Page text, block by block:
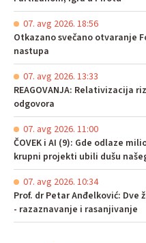
07. avg 2026. 18:56
Otkazano svečano otvaranje
nastupa
07. avg 2026. 13:33
REAGOVANJA: Relativizacija
odgovora
07. avg 2026. 11:00
ČOVEK i AI (9): Gde odlaze
krupni projekti ubili dušu
07. avg 2026. 10:34
Prof. dr Petar Anđelković: Dve
- razaznavanje i rasanjivanje